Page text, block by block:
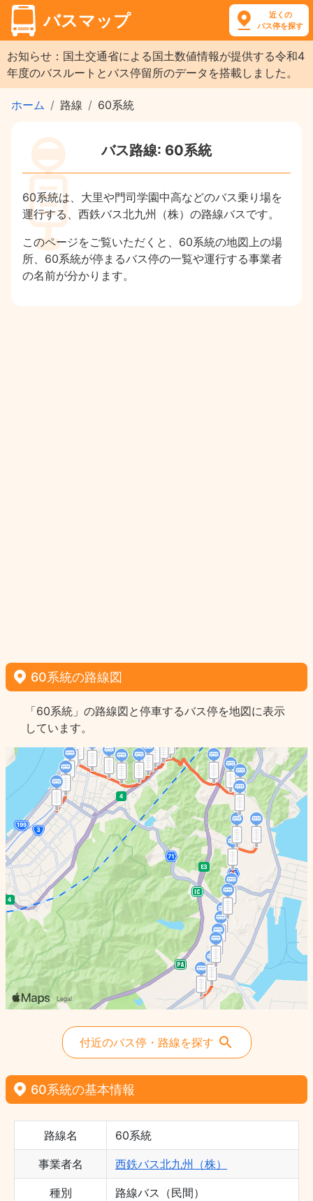
バスマップ
近くの
バス停を探す
お知らせ：国土交通省による国土数値情報が提供する令和4
年度のバスルートとバス停留所のデータを搭載しました。
ホーム 路線 60系統
バス路線: 60系統
60系統は、大里や門司学園中高などのバス乗り場を
運行する、西鉄バス北九州（株）の路線バスです。
このページをご覧いただくと、60系統の地図上の場
所、60系統が停まるバス停の一覧や運行する事業者
の名前が分かります。
60系統の路線図
「60系統」の路線図と停車するバス停を地図に表示
しています。
付近のバス停・路線を探す
60系統の基本情報
路線名 60系統
事業者名 西鉄バス北九州（株）
種別 路線バス（民間）